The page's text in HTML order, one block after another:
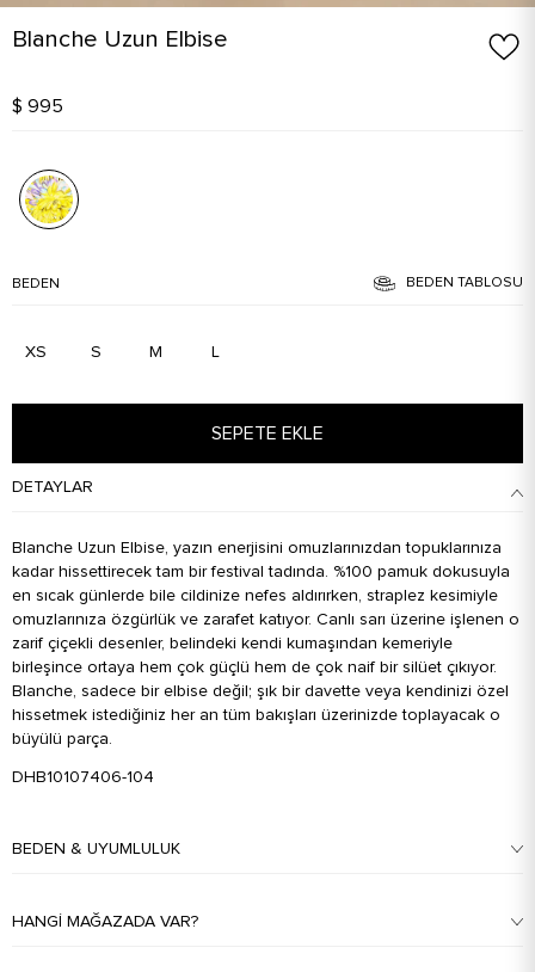
Blanche Uzun Elbise
$ 995
BEDEN BEDEN TABLOSU
XS S M L
SEPETE EKLE
DETAYLAR
Blanche Uzun Elbise, yazın enerjisini omuzlarınızdan topuklarınıza
kadar hissettirecek tam bir festival tadında. %100 pamuk dokusuyla
en sıcak günlerde bile cildinize nefes aldırırken, straplez kesimiyle
omuzlarınıza özgürlük ve zarafet katıyor. Canlı sarı üzerine işlenen o
zarif çiçekli desenler, belindeki kendi kumaşından kemeriyle
birleşince ortaya hem çok güçlü hem de çok naif bir silüet çıkıyor.
Blanche, sadece bir elbise değil; şık bir davette veya kendinizi özel
hissetmek istediğiniz her an tüm bakışları üzerinizde toplayacak o
büyülü parça.
DHB10107406-104
BEDEN & UYUMLULUK
HANGI MAĞAZADA VAR?